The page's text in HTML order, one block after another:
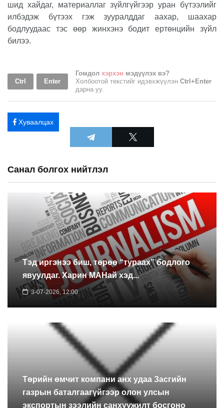
шид хайдаг, материаллаг зүйлгүйгээр уран бүтээлийг
илбэдэж бүтээх гэж зууралддаг аахар, шаахар
бодлуудаас тэс өөр жинхэнэ бодит ертөнцийн зүйл
билээ.
Ctrl Enter
Гомдол хэрхэн мэдүүлэх вэ?
Холбоотой текстийг идэвхжүүлэн Ctrl+Enter
дарна уу.
Хуваалцах
Санал болгох нийтлэл
Тэд иргэнээ биш, төрөө “тураах” бодлого
явуулдаг. Харин МАНай хэд...
3-07-2026, 12:00
Төрийн өмчит компани анх удаа Засгийн
газрын баталгаагүйгээр олон улсын
экспортын зээлийн санхүүжилт босгоно